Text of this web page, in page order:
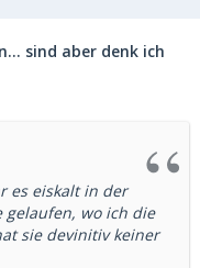
sind aber denk ich
es eiskalt in der
gelaufen, wo ich die
sie devinitiv keiner